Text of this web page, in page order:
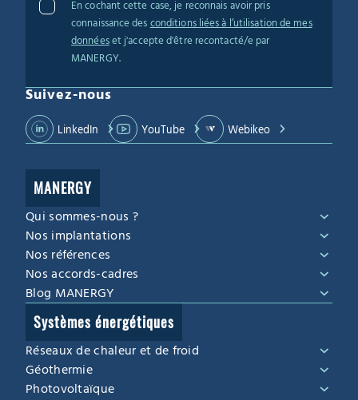
En cochant cette case, je reconnais avoir pris
connaissance des conditions liées à l’utilisation de mes
donnéeset j'accepte d'être recontacté/e par
MANERGY.
Suivez-nous
LinkedIn YouTube Webikeo
MANERGY
Qui sommes-nous ?
Nos implantations
Nos références
Nos accords-cadres
Blog MANERGY
Systèmes énergétiques
Réseaux de chaleur et de froid
Géothermie
Photovoltaïque